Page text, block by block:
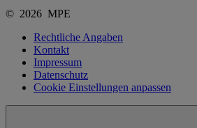
© 2026 MPE
Rechtliche Angaben
Kontakt
Impressum
Datenschutz
Cookie Einstellungen anpassen